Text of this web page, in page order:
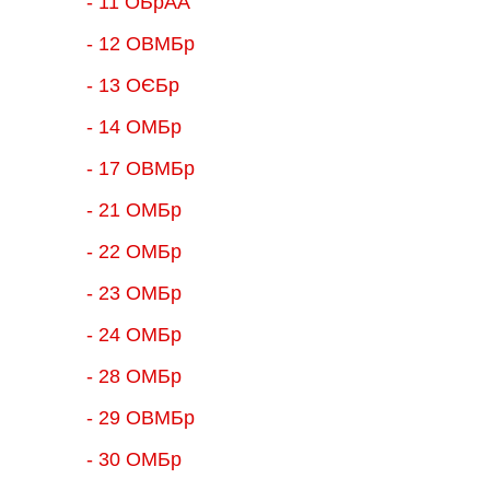
- 12 ОВМБр
- 13 ОЄБр
- 14 ОМБр
- 17 ОВМБр
- 21 ОМБр
- 22 ОМБр
- 23 ОМБр
- 24 ОМБр
- 28 ОМБр
- 29 ОВМБр
- 30 ОМБр